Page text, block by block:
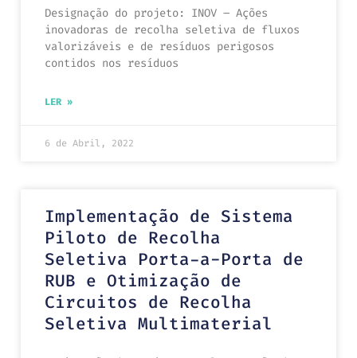
Designação do projeto: INOV – Ações
inovadoras de recolha seletiva de fluxos
valorizáveis e de resíduos perigosos
contidos nos resíduos
LER »
6 de Abril, 2022
Implementação de Sistema
Piloto de Recolha
Seletiva Porta-a-Porta de
RUB e Otimização de
Circuitos de Recolha
Seletiva Multimaterial